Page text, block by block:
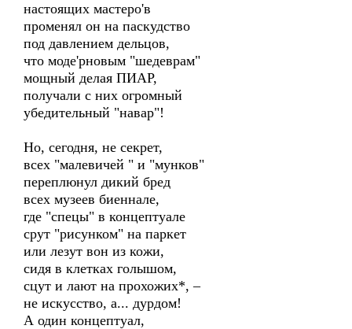
настоящих мастеро'в
променял он на паскудство
под давлением дельцов,
что моде'рновым "шедеврам"
мощный делая ПИАР,
получали с них огромный
убедительный "навар"!
Но, сегодня, не секрет,
всех "малевичей " и "мунков"
переплюнул дикий бред
всех музеев биеннале,
где "спецы" в концептуале
срут "рисунком" на паркет
или лезут вон из кожи,
сидя в клетках голышом,
сцут и лают на прохожих*, –
не искусство, а... дурдом!
А один концептуал,